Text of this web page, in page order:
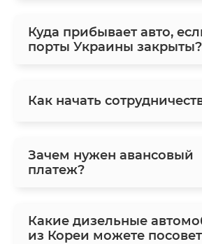
Куда прибывает авто,
порты Украины закрыты?
Как начать
Зачем нужен авансовый
платеж?
Какие дизельные
из Кореи можете